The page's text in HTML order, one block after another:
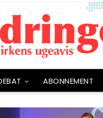
ABONNEMENT